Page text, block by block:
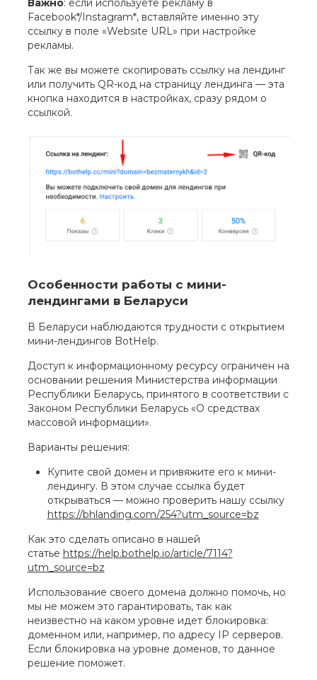
Facebook*/Instagram*, вставляйте именно эту
ссылку в поле «Website URL» при настройке
рекламы.
Так же вы можете скопировать ссылку на лендинг
или получить QR-код на страницу лендинга — эта
кнопка находится в настройках, сразу рядом о
ссылкой.
Особенности работы с мини-
лендингами в Беларуси
В Беларуси наблюдаются трудности с открытием
мини-лендингов BotHelp.
Доступ к информационному ресурсу ограничен на
основании решения Министерства информации
Республики Беларусь, принятого в соответствии с
Законом Республики Беларусь «О средствах
массовой информации».
Варианты решения:
Купите свой домен и привяжите его к мини-
лендингу. В этом случае ссылка будет
открываться — можно проверить нашу ссылку
https://bhlanding.com/254?utm_source=bz
Как это сделать описано в нашей
статье https://help.bothelp.io/article/7114?
utm_source=bz
Использование своего домена должно помочь, но
мы не можем это гарантировать, так как
неизвестно на каком уровне идет блокировка:
доменном или, например, по адресу IP серверов.
Если блокировка на уровне доменов, то данное
решение поможет.